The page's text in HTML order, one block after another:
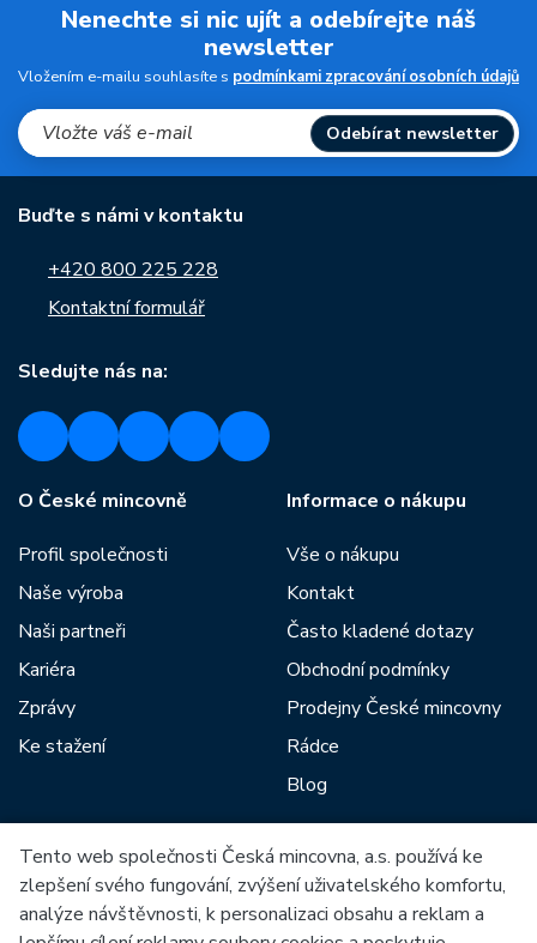
Nenechte si nic ujít a odebírejte náš
newsletter
Vložením e-mailu souhlasíte s podmínkami zpracování osobních údajů
Odebírat newsletter
Buďte s námi v kontaktu
+420 800 225 228
Kontaktní formulář
Sledujte nás na:
O České mincovně
Profil společnosti
Naše výroba
Naši partneři
Kariéra
Zprávy
Ke stažení
Informace o nákupu
Vše o nákupu
Kontakt
Často kladené dotazy
Obchodní podmínky
Prodejny České mincovny
Rádce
Blog
Mezi naše partnery patří:
Tento web společnosti Česká mincovna, a.s. používá ke
zlepšení svého fungování, zvýšení uživatelského komfortu,
analýze návštěvnosti, k personalizaci obsahu a reklam a